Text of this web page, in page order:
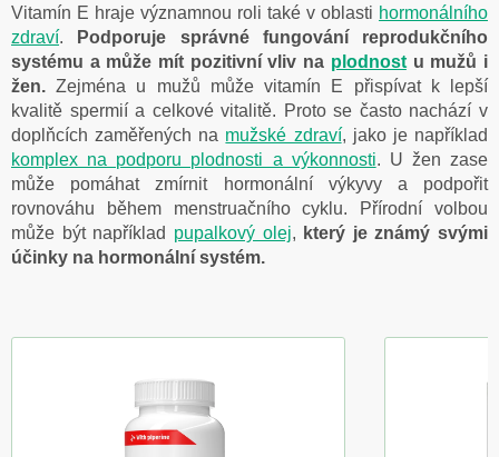
Vitamín E hraje významnou roli také v oblasti hormonálního
zdraví.
Podporuje správné fungování reprodukčního
systému a může mít pozitivní vliv na plodnostu mužů i
žen.Zejména u mužů může vitamín E přispívat k lepší
kvalitě spermií a celkové vitalitě. Proto se často nachází v
doplňcích zaměřených na mužské zdraví, jako je například
komplex na podporu plodnosti a výkonnosti. U žen zase
může pomáhat zmírnit hormonální výkyvy a podpořit
rovnováhu během menstruačního cyklu. Přírodní volbou
může být například pupalkový olej, který je známý svými
účinky na hormonální systém.